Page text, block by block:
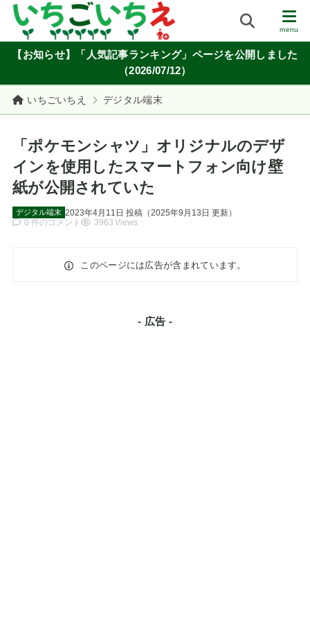
【お知らせ】「人気記事ランキング」ページを公開しました
（2026/07/12）
いちごいちえ デジタル端末
「ポケモンシャツ」オリジナルのデザ
インを使用したスマートフォン向け壁
紙が公開されていた
2023年4月11日 投稿（2025年9月13日 更新）
デジタル端末
0 件のコメント 3963 Views
このページには広告が含まれています。
- 広告 -